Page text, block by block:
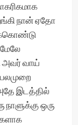
நான் ஏதோ
அவர் வாய்
இடத்தில்
நாளுக்கு ஒரு